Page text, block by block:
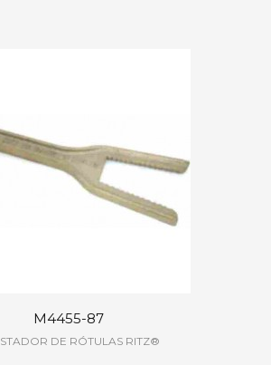
M4455-87
DE RÓTULAS RITZ®